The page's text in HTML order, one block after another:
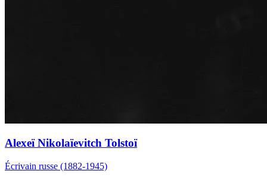
Alexeï Nikolaïevitch Tolstoï
Écrivain russe (1882-1945)